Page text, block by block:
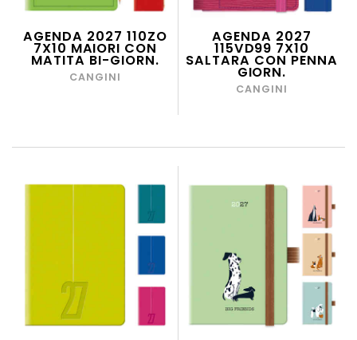
AGENDA 2027 110ZO
7X10 MAIORI CON
MATITA BI-GIORN.
CANGINI
AGENDA 2027
115VD99 7X10
SALTARA CON PENNA
GIORN.
CANGINI